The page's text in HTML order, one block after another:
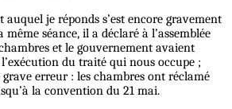
auquel je réponds s’est encore gravement
séance, il a déclaré à l’assemblée
et le gouvernement avaient
du traité qui nous occupe ;
grave erreur : les chambres ont réclamé
la convention du 21 mai.